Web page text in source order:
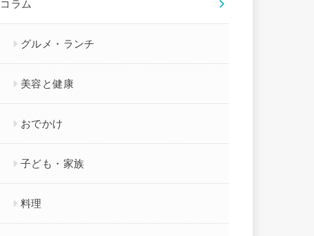
コラム
グルメ・ランチ
美容と健康
おでかけ
子ども・家族
料理